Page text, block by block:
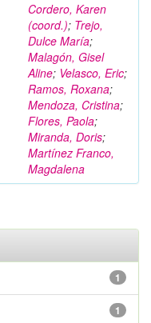
Cordero, Karen
(coord.); Trejo,
Dulce María;
Malagón, Gisel
Aline; Velasco, Eric;
Ramos, Roxana;
Mendoza, Cristina;
Flores, Paola;
Miranda, Doris;
Martínez Franco,
Magdalena
1
1